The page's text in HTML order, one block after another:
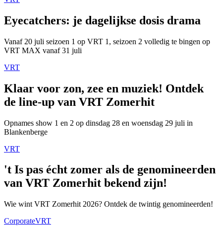
Eyecatchers: je dagelijkse dosis drama
Vanaf 20 juli seizoen 1 op VRT 1, seizoen 2 volledig te bingen op
VRT MAX vanaf 31 juli
VRT
Klaar voor zon, zee en muziek! Ontdek
de line-up van VRT Zomerhit
Opnames show 1 en 2 op dinsdag 28 en woensdag 29 juli in
Blankenberge
VRT
't Is pas écht zomer als de genomineerden
van VRT Zomerhit bekend zijn!
Wie wint VRT Zomerhit 2026? Ontdek de twintig genomineerden!
CorporateVRT